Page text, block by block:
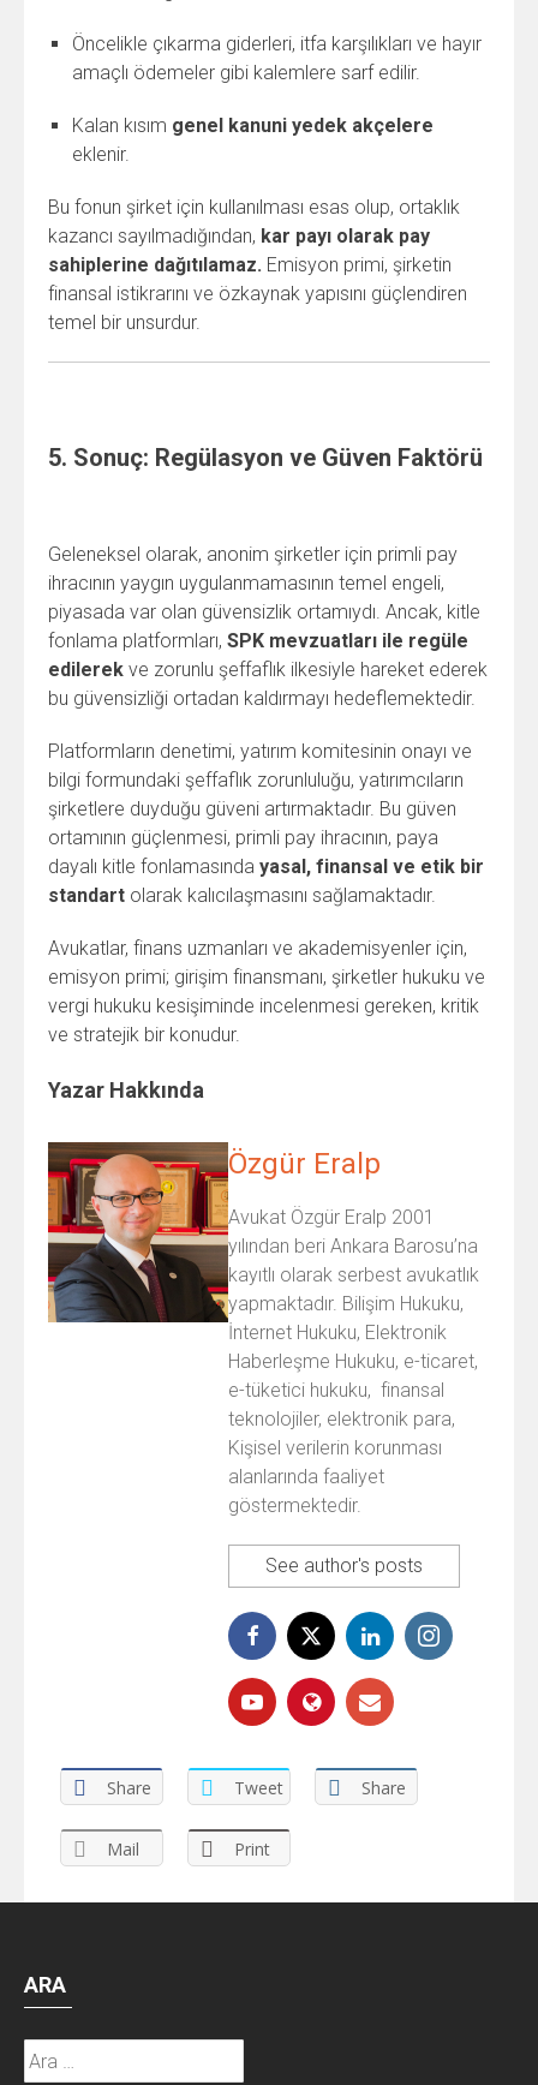
Öncelikle çıkarma giderleri, itfa karşılıkları ve hayır
amaçlı ödemeler gibi kalemlere sarf edilir.
Kalan kısım genel kanuni yedek akçelere
eklenir.
Bu fonun şirket için kullanılması esas olup, ortaklık
kazancı sayılmadığından, kar payı olarak pay
sahiplerine dağıtılamaz. Emisyon primi, şirketin
finansal istikrarını ve özkaynak yapısını güçlendiren
temel bir unsurdur.
5. Sonuç: Regülasyon ve Güven Faktörü
Geleneksel olarak, anonim şirketler için primli pay
ihracının yaygın uygulanmamasının temel engeli,
piyasada var olan güvensizlik ortamıydı. Ancak, kitle
fonlama platformları, SPK mevzuatları ile regüle
edilerek ve zorunlu şeffaflık ilkesiyle hareket ederek
bu güvensizliği ortadan kaldırmayı hedeflemektedir.
Platformların denetimi, yatırım komitesinin onayı ve
bilgi formundaki şeffaflık zorunluluğu, yatırımcıların
şirketlere duyduğu güveni artırmaktadır. Bu güven
ortamının güçlenmesi, primli pay ihracının, paya
dayalı kitle fonlamasında yasal, finansal ve etik bir
standart olarak kalıcılaşmasını sağlamaktadır.
Avukatlar, finans uzmanları ve akademisyenler için,
emisyon primi; girişim finansmanı, şirketler hukuku ve
vergi hukuku kesişiminde incelenmesi gereken, kritik
ve stratejik bir konudur.
Yazar Hakkında
Özgür Eralp
Avukat Özgür Eralp 2001
yılından beri Ankara Barosu’na
kayıtlı olarak serbest avukatlık
yapmaktadır. Bilişim Hukuku,
İnternet Hukuku, Elektronik
Haberleşme Hukuku, e-ticaret,
e-tüketici hukuku, finansal
teknolojiler, elektronik para,
Kişisel verilerin korunması
alanlarında faaliyet
göstermektedir.
See author's posts
Share Tweet Share
Mail Print
ARA
Arama: